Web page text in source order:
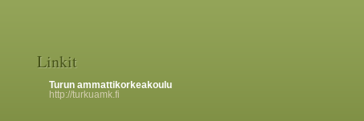
Linkit
Turun ammattikorkeakoulu
http://turkuamk.fi